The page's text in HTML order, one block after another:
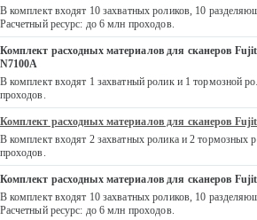
В комплект входят 10 захватных роликов, 10
Расчетный ресурс: до 6 млн проходов.
Комплект расходных материалов для сканеров
N7100A
В комплект входят 1 захватный ролик и 1 тормозной
проходов.
Комплект расходных материалов для сканеров
В комплект входят 2 захватных ролика и 2 тормозных
проходов.
Комплект расходных материалов для сканеров
В комплект входят 10 захватных роликов, 10
Расчетный ресурс: до 6 млн проходов.